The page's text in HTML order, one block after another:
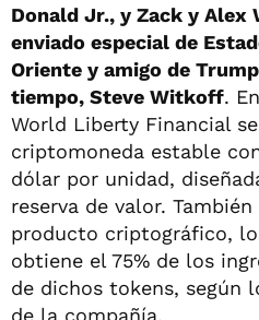
Donald Jr., y Zack y
enviado especial de
Oriente y amigo de
tiempo, Steve Witkoff.
World Liberty Financial
criptomoneda estable
dólar por unidad,
reserva de valor.
producto criptográfico,
obtiene el 75% de los
de dichos tokens, según
de la compañía.